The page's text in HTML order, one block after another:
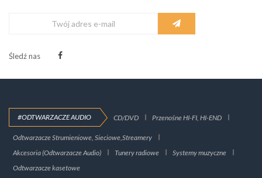
Śledź nas
#ODTWARZACZE AUDIO CD/DVD Przenośne HI-FI, HI-END
Odtwarzacze Strumieniowe, Sieciowe,Streamery
Akcesoria (Odtwarzacze Audio)
Tunery radiowe
Systemy muzyczne
Odtwarzacze kasetowe